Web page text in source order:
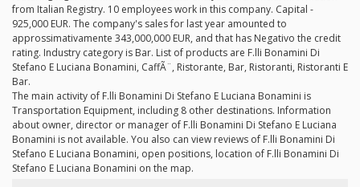
from Italian Registry. 10 employees work in this company. Capital -
925,000 EUR. The company's sales for last year amounted to
approssimativamente 343,000,000 EUR, and that has Negativo the credit
rating. Industry category is Bar. List of products are F.lli Bonamini Di
Stefano E Luciana Bonamini, CaffÃ¨, Ristorante, Bar, Ristoranti, Ristoranti E
Bar.
The main activity of F.lli Bonamini Di Stefano E Luciana Bonamini is
Transportation Equipment, including 8 other destinations. Information
about owner, director or manager of F.lli Bonamini Di Stefano E Luciana
Bonamini is not available. You also can view reviews of F.lli Bonamini Di
Stefano E Luciana Bonamini, open positions, location of F.lli Bonamini Di
Stefano E Luciana Bonamini on the map.